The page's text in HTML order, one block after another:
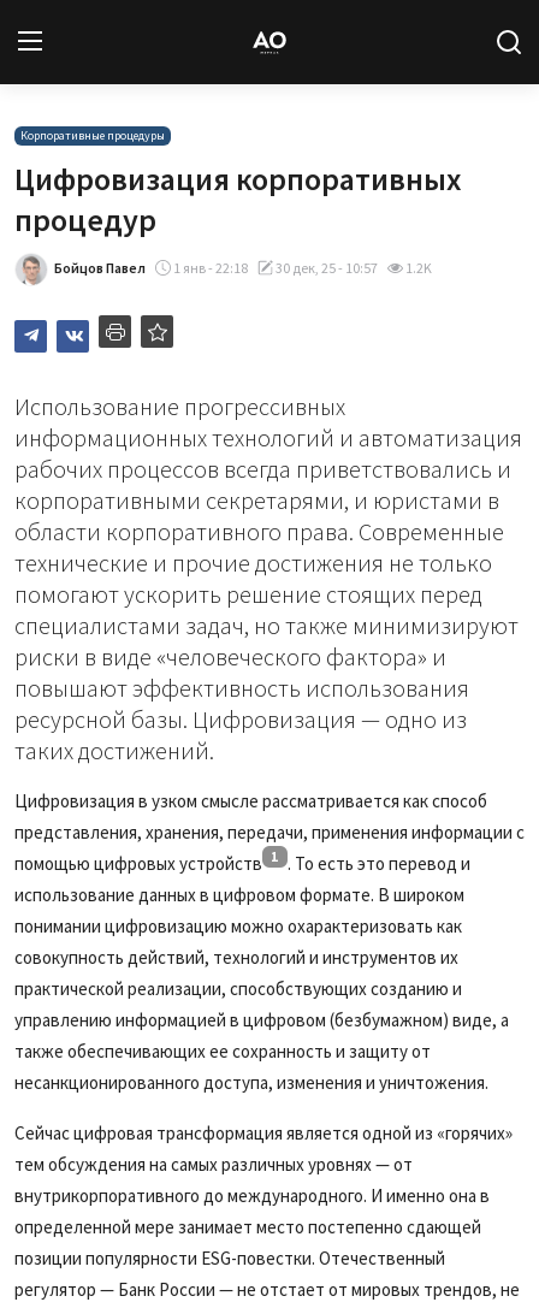
Вход
Новости
Статьи
Авторы
База знаний
Подписка
Корпоративные процедуры
Цифровизация корпоративных
процедур
Бойцов Павел 1 янв - 22:18 30 дек, 25 - 10:57 1.2K
Использование прогрессивных
информационных технологий и автоматизация
рабочих процессов всегда приветствовались и
корпоративными секретарями, и юристами в
области корпоративного права. Современные
технические и прочие достижения не только
помогают ускорить решение стоящих перед
специалистами задач, но также минимизируют
риски в виде «человеческого фактора» и
повышают эффективность использования
ресурсной базы. Цифровизация — одно из
таких достижений.
Цифровизация в узком смысле рассматривается как способ
представления, хранения, передачи, применения информации с
помощью цифровых устройств
1 . То есть это перевод и
использование данных в цифровом формате. В широком
понимании цифровизацию можно охарактеризовать как
совокупность действий, технологий и инструментов их
практической реализации, способствующих созданию и
управлению информацией в цифровом (безбумажном) виде, а
также обеспечивающих ее сохранность и защиту от
несанкционированного доступа, изменения и уничтожения.
Сейчас цифровая трансформация является одной из «горячих»
тем обсуждения на самых различных уровнях — от
внутрикорпоративного до международного. И именно она в
определенной мере занимает место постепенно сдающей
позиции популярности ESG-повестки. Отечественный
регулятор — Банк России — не отстает от мировых трендов, не